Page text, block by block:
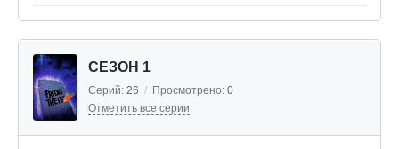
СЕЗОН 1
Серий: 26 / Просмотрено: 0
Отметить все серии